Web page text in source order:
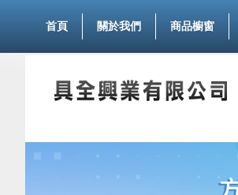
首頁 關於我們 商品櫥窗